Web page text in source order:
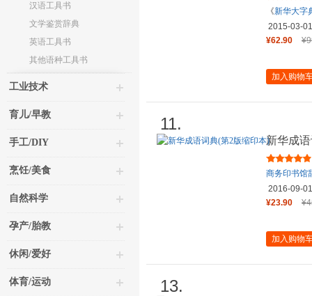
汉语工具书
文学鉴赏辞典
英语工具书
其他语种工具书
工业技术
育儿/早教
手工/DIY
烹饪/美食
自然科学
孕产/胎教
休闲/爱好
体育/运动
《新华大字
2015-03-01
¥62.90
加入购物
11.
新华成
商务印书馆
2016-09-01
¥23.90
加入购物
13.